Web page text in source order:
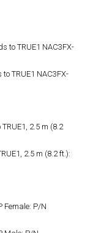
to TRUE1 NAC3FX-
TRUE1 NAC3FX-
2.5 m (8.2
2.5 m (8.2 ft.):
Female: P/N